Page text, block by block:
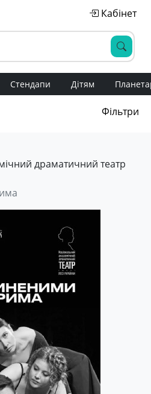
Кабінет
Стендапи Дітям
Фільтри
драматичний театр